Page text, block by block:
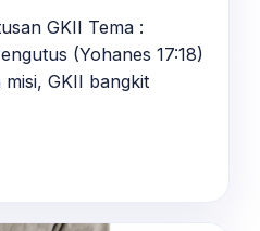
GKII Tema :
(Yohanes 17:18)
GKII bangkit